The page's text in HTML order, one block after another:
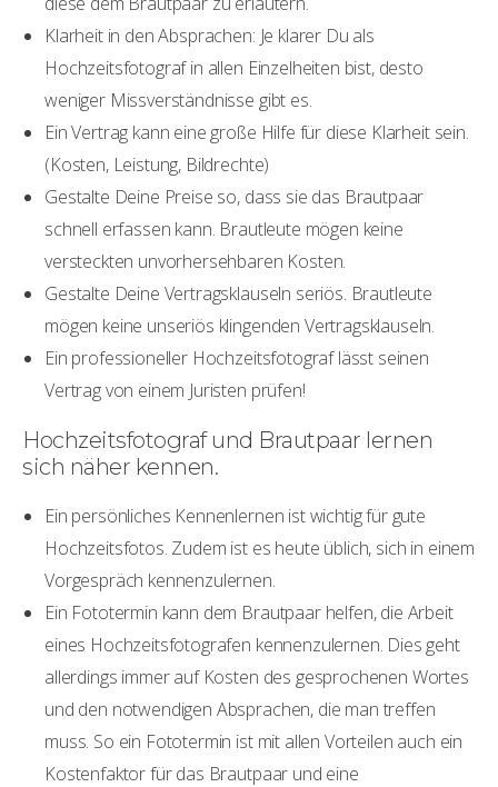
Klarheit in den Absprachen: Je klarer Du als
Hochzeitsfotograf in allen Einzelheiten bist, desto
weniger Missverständnisse gibt es.
Ein Vertrag kann eine große Hilfe für diese Klarheit sein.
(Kosten, Leistung, Bildrechte)
Gestalte Deine Preise so, dass sie das Brautpaar
schnell erfassen kann. Brautleute mögen keine
versteckten unvorhersehbaren Kosten.
Gestalte Deine Vertragsklauseln seriös. Brautleute
mögen keine unseriös klingenden Vertragsklauseln.
Ein professioneller Hochzeitsfotograf lässt seinen
Vertrag von einem Juristen prüfen!
Hochzeitsfotograf und Brautpaar lernen
sich näher kennen.
Ein persönliches Kennenlernen ist wichtig für gute
Hochzeitsfotos. Zudem ist es heute üblich, sich in einem
Vorgespräch kennenzulernen.
Ein Fototermin kann dem Brautpaar helfen, die Arbeit
eines Hochzeitsfotografen kennenzulernen. Dies geht
allerdings immer auf Kosten des gesprochenen Wortes
und den notwendigen Absprachen, die man treffen
muss. So ein Fototermin ist mit allen Vorteilen auch ein
Kostenfaktor für das Brautpaar und eine